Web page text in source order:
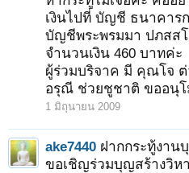
เงินไปที่ บัญชี ธนาคาร
บัญชีพระพรมมา ปภสสโ
จำนวนเงิน 460 บาทค่ะ
ผู้ร่วมบริจาค มี คุณโจ
อรุณี ช่วยชูชาติ ขออนุ
1 มิถุนายน 2009
ake7440 ฝากกระทู้งาน
ขอเชิญร่วมบุญสร้างวิห